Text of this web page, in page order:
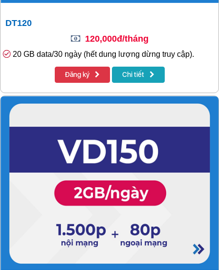
DT120
120,000đ/tháng
20 GB data/30 ngày (hết dung lượng dừng truy cập).
Đăng ký Chi tiết